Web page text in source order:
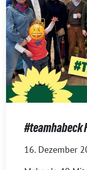
#teamhabeck
16. Dezember